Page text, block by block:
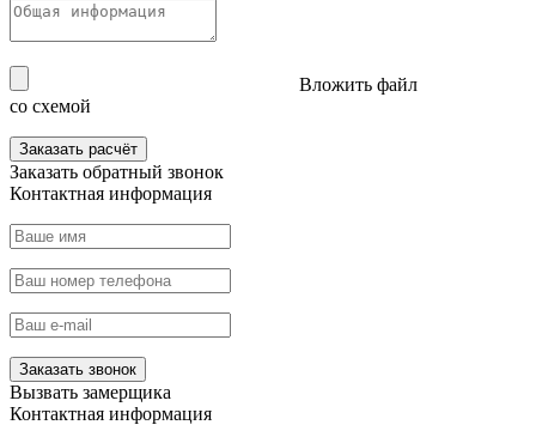
Вложить файл
со схемой
Заказать расчёт
Заказать обратный звонок
Контактная информация
Заказать звонок
Вызвать замерщика
Контактная информация